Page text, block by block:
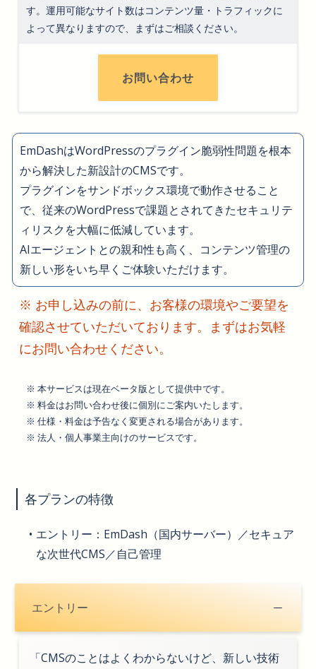
す。運用可能なサイト数はコンテンツ量・トラフィックに
よって異なりますので、まずはご相談ください。
お問い合わせ
EmDashはWordPressのプラグイン脆弱性問題を根本
から解決した新設計のCMSです。
プラグインをサンドボックス環境で動作させること
で、従来のWordPressで課題とされてきたセキュリテ
ィリスクを大幅に低減しています。
AIエージェントとの親和性も高く、コンテンツ管理の
新しい形をいち早くご体験いただけます。
※ お申し込みの前に、お客様の環境やご要望を
確認させていただいております。まずはお気軽
にお問い合わせください。
※ 本サービスは現在ベータ版として提供中です。
※ 料金はお問い合わせ後に個別にご案内いたします。
※ 仕様・料金は予告なく変更される場合があります。
※ 法人・個人事業主向けのサービスです。
各プランの特徴
エントリー：EmDash（国内サーバー）／セキュア
な次世代CMS／自己管理
エントリー
「CMSのことはよくわからないけど、新しい技術